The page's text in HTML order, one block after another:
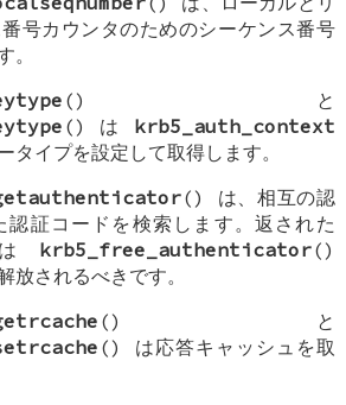
号カウンタのためのシーケンス番号
。
() と
() は krb5_auth_context
タイプを設定して取得します。
() は、相互の認
認証コードを検索します。返された
krb5_free_authenticator()
放されるべきです。
() と
() は応答キャッシュを取